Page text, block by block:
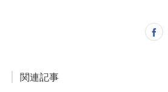
関連記事